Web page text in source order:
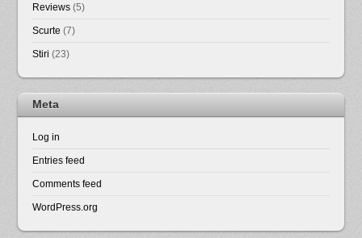
Reviews (5)
Scurte (7)
Stiri (23)
Meta
Log in
Entries feed
Comments feed
WordPress.org